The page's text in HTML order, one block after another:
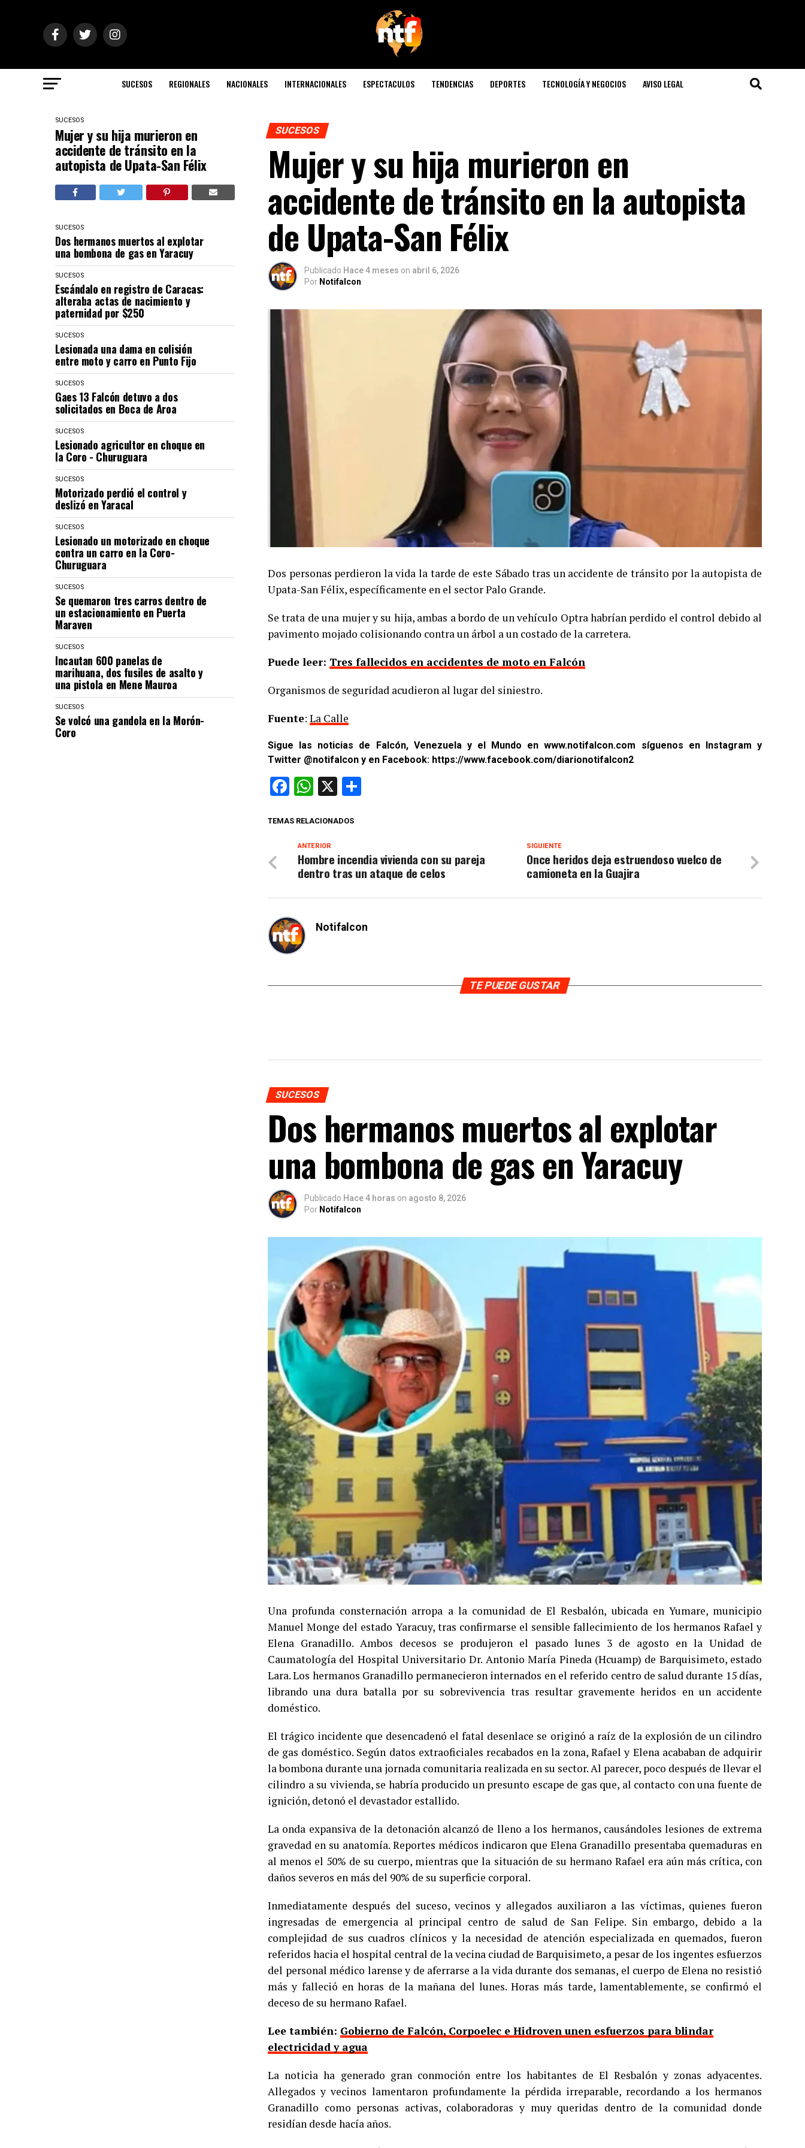
SUCESOS REGIONALES NACIONALES INTERNACIONALES ESPECTACULOS TENDENCIAS DEPORTES TECNOLOGÍA Y NEGOCIOS AVISO LEGAL
SUCESOS
Mujer y su hija murieron en
accidente de tránsito en la
autopista de Upata-San Félix
SUCESOS
Dos hermanos muertos al explotar
una bombona de gas en Yaracuy
SUCESOS
Escándalo en registro de Caracas:
alteraba actas de nacimiento y
paternidad por $250
SUCESOS
Lesionada una dama en colisión
entre moto y carro en Punto Fijo
SUCESOS
Gaes 13 Falcón detuvo a dos
solicitados en Boca de Aroa
SUCESOS
Lesionado agricultor en choque en
la Coro - Churuguara
SUCESOS
Motorizado perdió el control y
deslizó en Yaracal
SUCESOS
Lesionado un motorizado en choque
contra un carro en la Coro-
Churuguara
SUCESOS
Se quemaron tres carros dentro de
un estacionamiento en Puerta
Maraven
SUCESOS
Incautan 600 panelas de
marihuana, dos fusiles de asalto y
una pistola en Mene Mauroa
SUCESOS
Se volcó una gandola en la Morón-
Coro
SUCESOS
Mujer y su hija murieron en
accidente de tránsito en la autopista
de Upata-San Félix
Publicado Hace 4 meses on abril 6, 2026
Por Notifalcon
Dos personas perdieron la vida la tarde de este Sábado tras un accidente de tránsito por la autopista de
Upata-San Félix, específicamente en el sector Palo Grande.
Se trata de una mujer y su hija, ambas a bordo de un vehículo Optra habrían perdido el control debido al
pavimento mojado colisionando contra un árbol a un costado de la carretera.
Puede leer: Tres fallecidos en accidentes de moto en Falcón
Organismos de seguridad acudieron al lugar del siniestro.
Fuente: La Calle
Sigue las noticias de Falcón, Venezuela y el Mundo enwww.notifalcon.com síguenos en Instagram y
Twitter @notifalcon y en Facebook: https://www.facebook.com/diarionotifalcon2
Facebook
WhatsApp
X
TEMAS RELACIONADOS
SIGUIENTE
Once heridos deja estruendoso vuelco de
camioneta en la Guajira
ANTERIOR
Hombre incendia vivienda con su pareja
dentro tras un ataque de celos
Notifalcon
TE PUEDE GUSTAR
SUCESOS
Dos hermanos muertos al explotar
una bombona de gas en Yaracuy
Publicado Hace 4 horas on agosto 8, 2026
Por Notifalcon
Una profunda consternación arropa a la comunidad de El Resbalón, ubicada en Yumare, municipio
Manuel Monge del estado Yaracuy, tras confirmarse el sensible fallecimiento de los hermanos Rafael y
Elena Granadillo. Ambos decesos se produjeron el pasado lunes 3 de agosto en la Unidad de
Caumatología del Hospital Universitario Dr. Antonio María Pineda (Hcuamp) de Barquisimeto, estado
Lara. Los hermanos Granadillo permanecieron internados en el referido centro de salud durante 15 días,
librando una dura batalla por su sobrevivencia tras resultar gravemente heridos en un accidente
doméstico.
El trágico incidente que desencadenó el fatal desenlace se originó a raíz de la explosión de un cilindro
de gas doméstico. Según datos extraoficiales recabados en la zona, Rafael y Elena acababan de adquirir
la bombona durante una jornada comunitaria realizada en su sector. Al parecer, poco después de llevar el
cilindro a su vivienda, se habría producido un presunto escape de gas que, al contacto con una fuente de
ignición, detonó el devastador estallido.
La onda expansiva de la detonación alcanzó de lleno a los hermanos, causándoles lesiones de extrema
gravedad en su anatomía. Reportes médicos indicaron que Elena Granadillo presentaba quemaduras en
al menos el 50% de su cuerpo, mientras que la situación de su hermano Rafael era aún más crítica, con
daños severos en más del 90% de su superficie corporal.
Inmediatamente después del suceso, vecinos y allegados auxiliaron a las víctimas, quienes fueron
ingresadas de emergencia al principal centro de salud de San Felipe. Sin embargo, debido a la
complejidad de sus cuadros clínicos y la necesidad de atención especializada en quemados, fueron
referidos hacia el hospital central de la vecina ciudad de Barquisimeto, a pesar de los ingentes esfuerzos
del personal médico larense y de aferrarse a la vida durante dos semanas, el cuerpo de Elena no resistió
más y falleció en horas de la mañana del lunes. Horas más tarde, lamentablemente, se confirmó el
deceso de su hermano Rafael.
Lee también: Gobierno de Falcón, Corpoelec e Hidroven unen esfuerzos para blindar
electricidad y agua
La noticia ha generado gran conmoción entre los habitantes de El Resbalón y zonas adyacentes.
Allegados y vecinos lamentaron profundamente la pérdida irreparable, recordando a los hermanos
Granadillo como personas activas, colaboradoras y muy queridas dentro de la comunidad donde
residían desde hacía años.